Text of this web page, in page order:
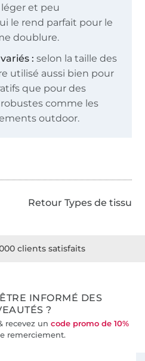
et peu
le rend parfait pour le
doublure.
: selon la taille des
utilisé aussi bien pour
que pour des
comme les
outdoor.
Retour Types de tissu
de mètres de tissu en stock
INFORMÉ DES
?
recevez un code promo de 10%
remerciement.